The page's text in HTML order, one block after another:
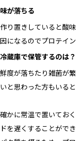
味が落ちる
作り置きしていると酸
因になるのでプロテイ
冷蔵庫で保管するのは？
鮮度が落ちたり雑菌が
いと思わった方もいると
確かに常温で置いてお
ドを遅くすることがで